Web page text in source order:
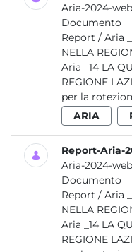
Aria-2024-
Documento
Report / Aria _14 LA QUALITÀ
NELLA REGIONE LAZIO
Aria _14 LA QUALITÀ DELL'ARIA NELLA
REGIONE LAZIO Dati 2024 Sistema
ARIA
Report-Aria-
Aria-2024-
Documento
Report / Aria _14 LA QUALITÀ
NELLA REGIONE LAZIO
Aria _14 LA QUALITÀ DELL'ARIA NELLA
REGIONE LAZIO Dati 2024 Sistema